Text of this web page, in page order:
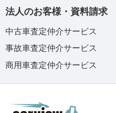
法人のお客様・資料請求
中古車査定仲介サービス
事故車査定仲介サービス
商用車査定仲介サービス